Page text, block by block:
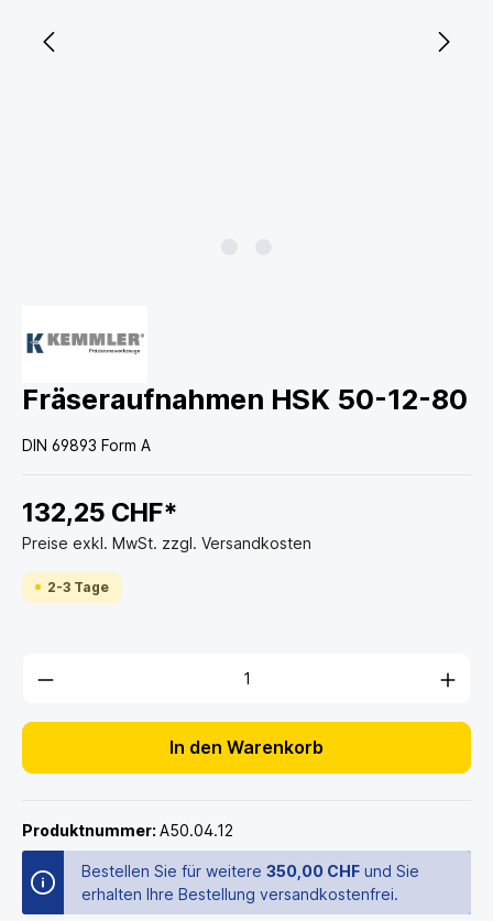
Fräseraufnahmen HSK 50-12-80
DIN 69893 Form A
132,25 CHF*
Preise exkl. MwSt. zzgl. Versandkosten
2-3 Tage
In den Warenkorb
Produktnummer: A50.04.12
Bestellen Sie für weitere 350,00 CHF und Sie
erhalten Ihre Bestellung versandkostenfrei.